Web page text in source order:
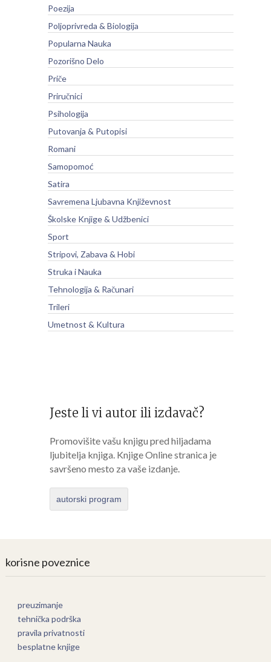
Poezija
Poljoprivreda & Biologija
Popularna Nauka
Pozorišno Delo
Priče
Priručnici
Psihologija
Putovanja & Putopisi
Romani
Samopomoć
Satira
Savremena Ljubavna Književnost
Školske Knjige & Udžbenici
Sport
Stripovi, Zabava & Hobi
Struka i Nauka
Tehnologija & Računari
Trileri
Umetnost & Kultura
Jeste li vi autor ili izdavač?
Promovišite vašu knjigu pred hiljadama
ljubitelja knjiga. Knjige Online stranica je
savršeno mesto za vaše izdanje.
autorski program
korisne poveznice
preuzimanje
tehnička podrška
pravila privatnosti
besplatne knjige